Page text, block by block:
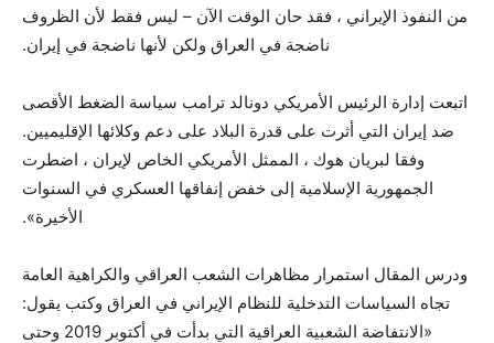
من النفوذ الإيراني ، فقد حان الوقت الآن – ليس فقط لأن الظروف
ناضجة في العراق ولكن لأنها ناضجة في إيران.
اتبعت إدارة الرئيس الأمريكي دونالد ترامب سياسة الضغط الأقصى
ضد إيران التي أثرت على قدرة البلاد على دعم وكلائها الإقليميين.
وفقا لبريان هوك ، الممثل الأمريكي الخاص لإيران ، اضطرت
الجمهورية الإسلامية إلى خفض إنفاقها العسكري في السنوات
الأخيرة».
ودرس المقال استمرار مظاهرات الشعب العراقي والكراهية العامة
تجاه السياسات التدخلية للنظام الإيراني في العراق وكتب يقول:
«الانتفاضة الشعبية العراقية التي بدأت في أكتوبر 2019 وحتى